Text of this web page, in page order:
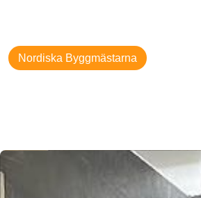
Nordiska Byggmästarna